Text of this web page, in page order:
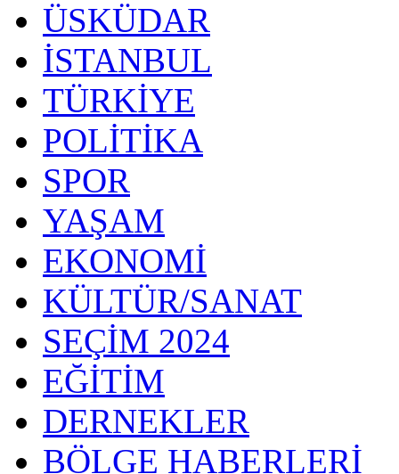
ÜSKÜDAR
İSTANBUL
TÜRKİYE
POLİTİKA
SPOR
YAŞAM
EKONOMİ
KÜLTÜR/SANAT
SEÇİM 2024
EĞİTİM
DERNEKLER
BÖLGE HABERLERİ